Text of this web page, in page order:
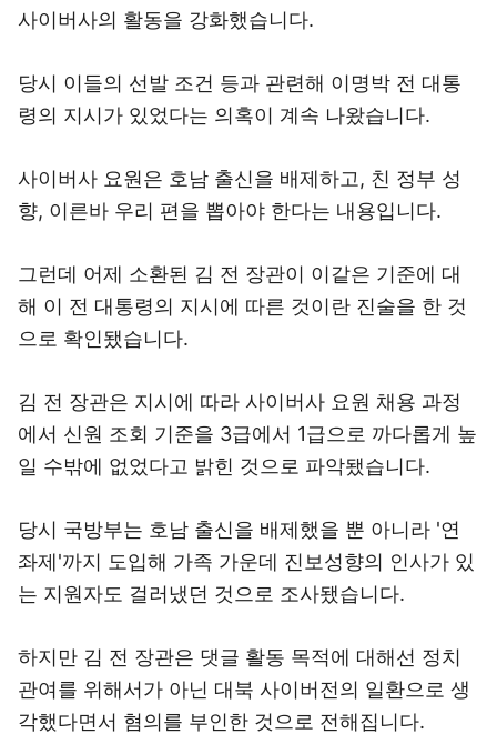
사이버사의 활동을 강화했습니다.
당시 이들의 선발 조건 등과 관련해 이명박 전 대통
령의 지시가 있었다는 의혹이 계속 나왔습니다.
사이버사 요원은 호남 출신을 배제하고, 친 정부 성
향, 이른바 우리 편을 뽑아야 한다는 내용입니다.
그런데 어제 소환된 김 전 장관이 이같은 기준에 대
해 이 전 대통령의 지시에 따른 것이란 진술을 한 것
으로 확인됐습니다.
김 전 장관은 지시에 따라 사이버사 요원 채용 과정
에서 신원 조회 기준을 3급에서 1급으로 까다롭게 높
일 수밖에 없었다고 밝힌 것으로 파악됐습니다.
당시 국방부는 호남 출신을 배제했을 뿐 아니라 '연
좌제'까지 도입해 가족 가운데 진보성향의 인사가 있
는 지원자도 걸러냈던 것으로 조사됐습니다.
하지만 김 전 장관은 댓글 활동 목적에 대해선 정치
관여를 위해서가 아닌 대북 사이버전의 일환으로 생
각했다면서 혐의를 부인한 것으로 전해집니다.